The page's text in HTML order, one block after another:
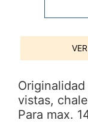
vistas,
Para max.